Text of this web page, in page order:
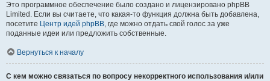
Это программное обеспечение было создано и лицензировано phpBB
Limited. Если вы считаете, что какая-то функция должна быть добавлена,
посетите Центр идей phpBB, где можно отдать свой голос за уже
поданные идеи или предложить собственные.
Вернуться к началу
С кем можно связаться по вопросу некорректного использования и/или